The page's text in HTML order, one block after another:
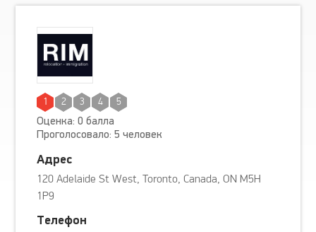
1 2 3 4 5
Оценка: 0 балла
Проголосовало: 5 человек
Адрес
120 Adelaide St West, Toronto, Canada, ON M5H
1P9
Телефон